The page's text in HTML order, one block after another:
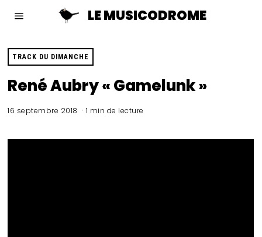
LE MUSICODROME
TRACK DU DIMANCHE
René Aubry « Gamelunk »
16 septembre 2018 1 min de lecture